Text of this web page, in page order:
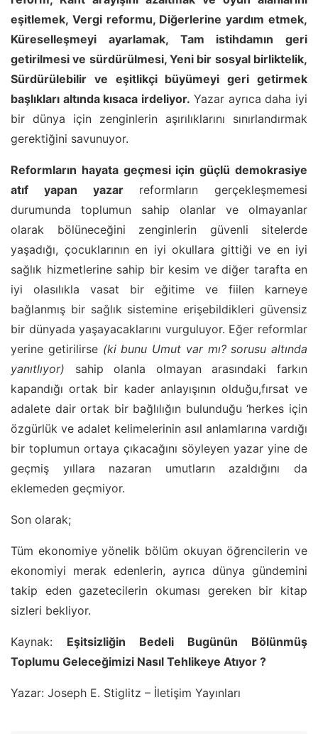
eşitlemek, Vergi reformu, Diğerlerine yardım etmek,
Küreselleşmeyi ayarlamak, Tam istihdamın geri
getirilmesi ve sürdürülmesi, Yeni bir sosyal birliktelik,
Sürdürülebilir ve eşitlikçi büyümeyi geri getirmek
başlıkları altında kısaca irdeliyor. Yazar ayrıca daha iyi
bir dünya için zenginlerin aşırılıklarını sınırlandırmak
gerektiğini savunuyor.
Reformların hayata geçmesi için güçlü demokrasiye
atıf yapan yazarreformların gerçekleşmemesi
durumunda toplumun sahip olanlar ve olmayanlar
olarak bölüneceğini zenginlerin güvenli sitelerde
yaşadığı, çocuklarının en iyi okullara gittiği ve en iyi
sağlık hizmetlerine sahip bir kesim ve diğer tarafta en
iyi olasılıkla vasat bir eğitime ve fiilen karneye
bağlanmış bir sağlık sistemine erişebildikleri güvensiz
bir dünyada yaşayacaklarını vurguluyor. Eğer reformlar
yerine getirilirse (ki bunu Umut var mı? sorusu altında
yanıtlıyor) sahip olanla olmayan arasındaki farkın
kapandığı ortak bir kader anlayışının olduğu,fırsat ve
adalete dair ortak bir bağlılığın bulunduğu ‘herkes için
özgürlük ve adalet kelimelerinin asıl anlamlarına vardığı
bir toplumun ortaya çıkacağını söyleyen yazar yine de
geçmiş yıllara nazaran umutların azaldığını da
eklemeden geçmiyor.
Son olarak;
Tüm ekonomiye yönelik bölüm okuyan öğrencilerin ve
ekonomiyi merak edenlerin, ayrıca dünya gündemini
takip eden gazetecilerin okuması gereken bir kitap
sizleri bekliyor.
Kaynak: Eşitsizliğin Bedeli Bugünün Bölünmüş
Toplumu Geleceğimizi Nasıl Tehlikeye Atıyor ?
Yazar: Joseph E. Stiglitz – İletişim Yayınları